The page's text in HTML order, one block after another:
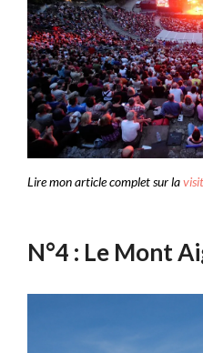
Lire mon article complet sur la
N°4 : Le Mont